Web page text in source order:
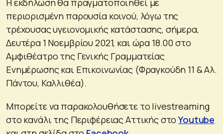
περιορισμένη παρουσία κοινού, λόγω της
τρέχουσας υγειονομικής κατάστασης, σήμερα,
Δευτέρα 1 Νοεμβρίου 2021, και ώρα 18.00 στο
Αμφιθέατρο της Γενικής Γραμματείας
Ενημέρωσης και Επικοινωνίας (Φραγκούδη 11 & Αλ.
Πάντου, Καλλιθέα).
Μπορείτε να παρακολουθήσετε το livestreaming
στο κανάλι της Περιφέρειας Αττικής στοYoutube